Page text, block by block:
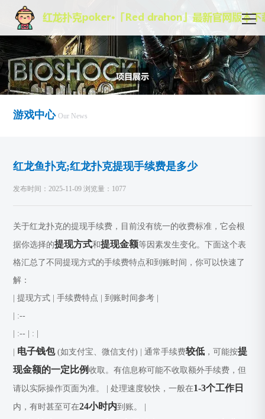
游戏中心 Our News
红龙鱼扑克;红龙扑克提现手续费是多少
发布时间：2025-11-09 浏览量：1077
关于红龙扑克的提现手续费，目前没有统一的收费标准，它会根
据你选择的提现方式和提现金额等因素发生变化。下面这个表
格汇总了不同提现方式的手续费特点和到账时间，你可以快速了
解：
| 提现方式 | 手续费特点 | 到账时间参考 |
| :--
| :--
| : |
电子钱包(如支付宝、微信支付) | 通常手续费较低 ，可能按提
现金额的一定比例收取。有信息称可能不收取额外手续费，但
请以实际操作页面为准。 | 处理速度较快，一般在1-3个工作日
内，有时甚至可在24小时内到账。 |